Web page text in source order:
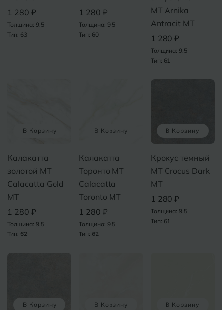
1 280 ₽
Толщина: 9.5
Тип: 63
1 280 ₽
Толщина: 9.5
Тип: 60
MT Arnika
Antracit MT
1 280 ₽
Толщина: 9.5
Тип: 61
В Корзину
Калакатта
золотой MT
Calacatta Gold
MT
1 280 ₽
Толщина: 9.5
Тип: 62
В Корзину
Калакатта
Торонто MT
Calacatta
Toronto MT
1 280 ₽
Толщина: 9.5
Тип: 62
В Корзину
Крокус темный
MT Crocus Dark
MT
1 280 ₽
Толщина: 9.5
Тип: 61
В Корзину В Корзину В Корзину
Котлас
Курган
Курганинск
М Магнитогорск
Х